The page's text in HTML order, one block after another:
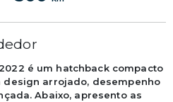
é um hatchback compacto
design arrojado, desempenho
Abaixo, apresento as